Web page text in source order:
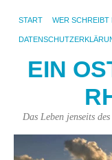
START WER SCHREIBT
EIN
Das Leben jenseits